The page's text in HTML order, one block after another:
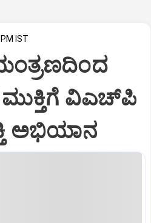
IST
ಮುಕ್ತಿಗೆ ವಿಎಚ್‌ಪಿ
ಅಭಿಯಾನ